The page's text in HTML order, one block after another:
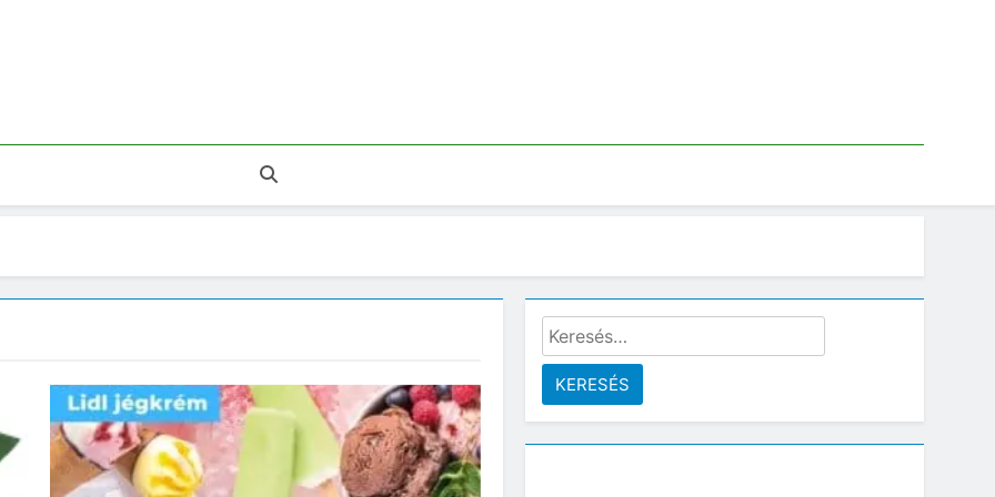
Keresés: